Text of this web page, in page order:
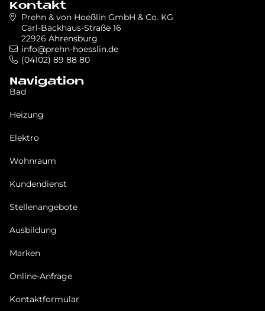
Kontakt
Prehn & von Hoeßlin GmbH & Co. KG
Carl-Backhaus-Straße 16
22926 Ahrensburg
info@prehn-hoesslin.de
(04102) 89 88 80
Navigation
Bad
Heizung
Elektro
Wohnraum
Kundendienst
Stellenangebote
Ausbildung
Marken
Online-Anfrage
Kontaktformular